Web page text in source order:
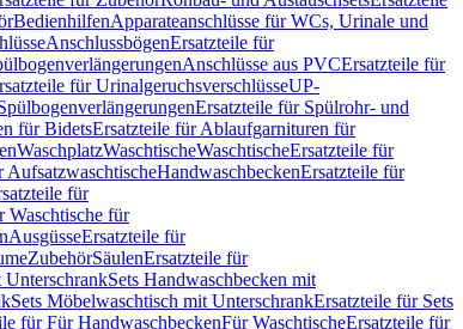
BedienhilfenApparateanschlüsse für WCs, Urinale und
AnschlussbögenErsatzteile für
Anschlüsse aus PVCErsatzteile für
für UrinalgeruchsverschlüsseUP-
Ersatzteile für Spülrohr- und
für BidetsErsatzteile für Ablaufgarnituren für
WaschplatzWaschtischeWaschtischeErsatzteile für
AufsatzwaschtischeHandwaschbeckenErsatzteile für
für
Waschtische für
AusgüsseErsatzteile für
ZubehörSäulenErsatzteile für
UnterschrankSets Handwaschbecken mit
Sets Möbelwaschtisch mit UnterschrankErsatzteile für Sets
für Für HandwaschbeckenFür WaschtischeErsatzteile für